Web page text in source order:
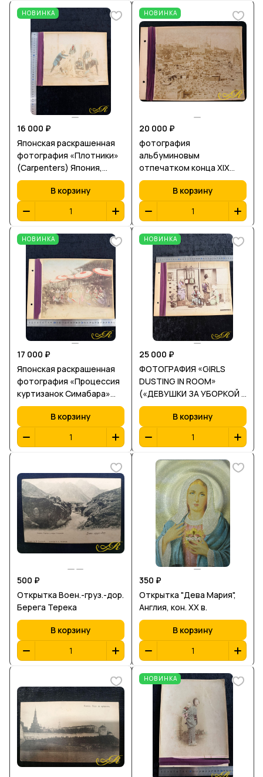
НОВИНКА
16 000 ₽
Японская раскрашенная
фотография «Плотники»
(Carpenters) Япония,
период Мэйдзи, конец XIX
– начало XX века
В корзину
НОВИНКА
20 000 ₽
фотография
альбуминовым
отпечатком конца XIX
века, изображающим
кладбище Баб аль-Вазир в
Каире. Ш-32, В-22,5 см.
В корзину
НОВИНКА
17 000 ₽
Японская раскрашенная
фотография «Процессия
куртизанок Симабара»
(Harlots of Shimabara,
Мэйдзи, конец XIX —
начало XX века
В корзину
НОВИНКА
25 000 ₽
ФОТОГРАФИЯ «GIRLS
DUSTING IN ROOM»
(«ДЕВУШКИ ЗА УБОРКОЙ В
КОМНАТЕ») Япония, эпоха
Мэйдзи, конец XIX века
В корзину
500 ₽
Открытка Воен.-груз.-дор.
Берега Терека
В корзину
350 ₽
Открытка "Дева Мария",
Англия, кон. ХХ в.
В корзину
НОВИНКА